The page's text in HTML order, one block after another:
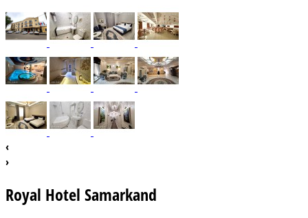
‹
›
Royal Hotel Samarkand